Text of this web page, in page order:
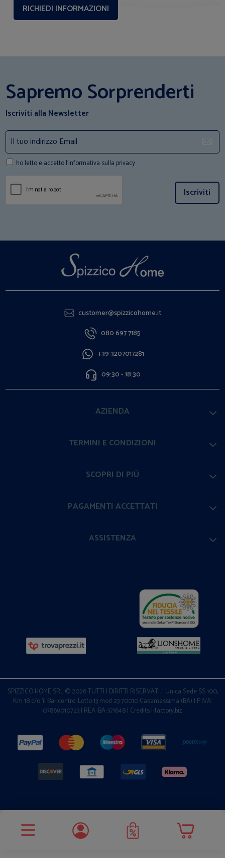
Sapremo Sorprenderti
Iscriviti alla Newsletter
ho letto e accetto l'informativa sulla privacy
Iscriviti
customer@spizzicohome.it
080 697 7185
+39 3207017281
09:30 - 18:30
AZIENDA
TERMINI E CONDIZIONI
SCOPRI DI PIÙ
PAGAMENTI ACCETTATI
ASSISTENZA
SPIZZICO HOME SRL © 2026 TUTTI I DIRITTI RISERVATI. | Unica Sede SS 100,
Km 18 c/o 'il Baricentro' Lotto 13 mod 23 70010 Casamassima (BA) | P.IVA:
07869010723 | REA: BA-371648 | Credits I-factory.biz